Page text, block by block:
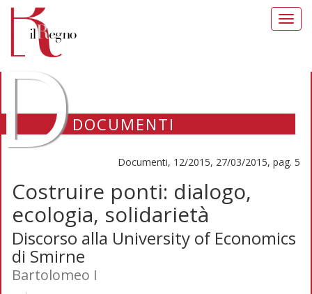
DOCUMENTI
Documenti, 12/2015, 27/03/2015, pag. 5
Costruire ponti: dialogo,
ecologia, solidarietà
Discorso alla University of Economics
di Smirne
Bartolomeo I